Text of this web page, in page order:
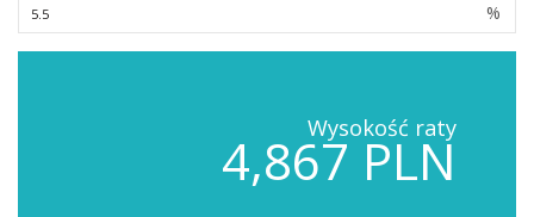
%
Wysokość raty
4,867 PLN